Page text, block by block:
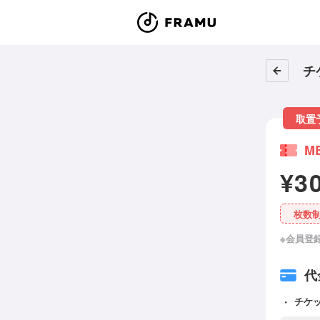
チ
取置
枚数
※会員登
チケ